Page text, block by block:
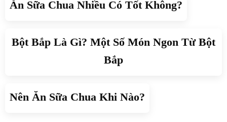
Ăn Sữa Chua Nhiều Có Tốt Không?
Bột Bắp Là Gì? Một Số Món Ngon Từ Bột
Bắp
Nên Ăn Sữa Chua Khi Nào?